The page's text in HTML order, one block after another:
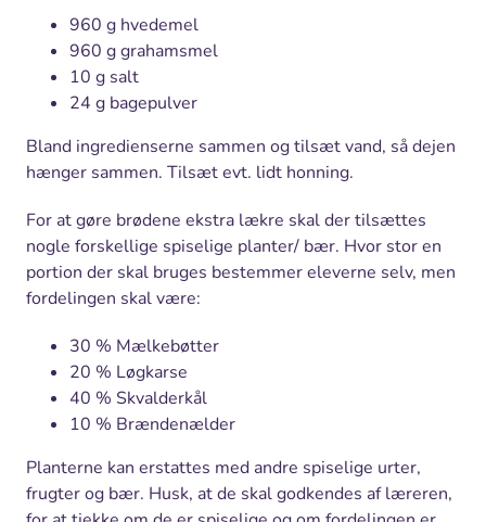
960 g hvedemel
960 g grahamsmel
10 g salt
24 g bagepulver
Bland ingredienserne sammen og tilsæt vand, så dejen
hænger sammen. Tilsæt evt. lidt honning.
For at gøre brødene ekstra lækre skal der tilsættes
nogle forskellige spiselige planter/ bær. Hvor stor en
portion der skal bruges bestemmer eleverne selv, men
fordelingen skal være:
30 % Mælkebøtter
20 % Løgkarse
40 % Skvalderkål
10 % Brændenælder
Planterne kan erstattes med andre spiselige urter,
frugter og bær. Husk, at de skal godkendes af læreren,